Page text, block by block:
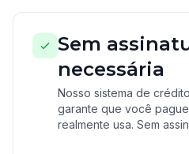
Sem
necessária
Nosso sistema de
garante que você
realmente usa. Sem